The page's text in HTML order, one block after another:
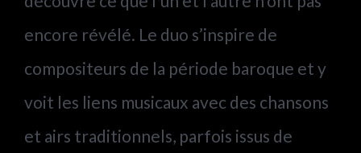
encore révélé. Le duo s’inspire de
compositeurs de la période baroque et y
voit les liens musicaux avec des chansons
et airs traditionnels, parfois issus de